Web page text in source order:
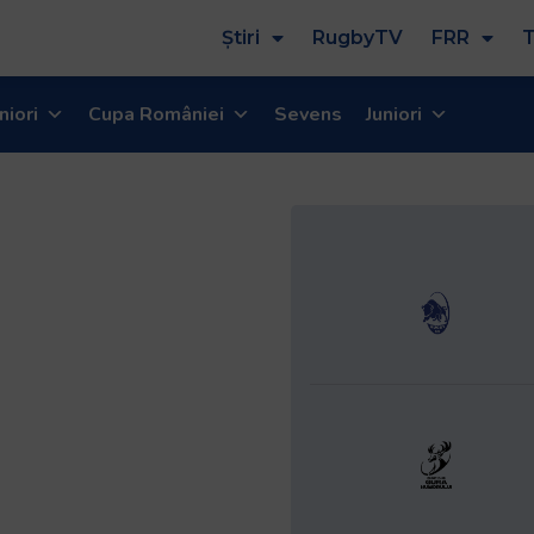
Știri RugbyTV FRR
Cupa României Sevens Juniori